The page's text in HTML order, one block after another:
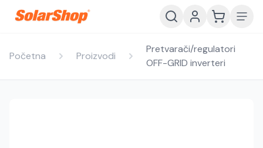
Početna Proizvodi
Pretvarači/regulatori
OFF-GRID inverteri